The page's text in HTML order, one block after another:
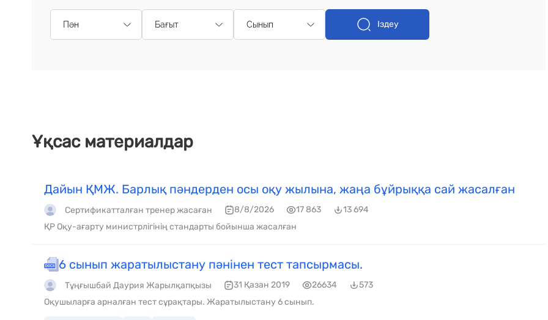
Пән Бағыт Сынып Іздеу
Ұқсас материалдар
Дайын ҚМЖ. Барлық пәндерден осы оқу жылына, жаңа бұйрыққа сай жасалған
Сертификатталған тренер жасаған 8/8/2026 17 863
13 694
ҚР Оқу-ағарту министрлігінің стандарты бойынша жасалған
6 сынып жаратылыстану пәнінен тест тапсырмасы.
Тұңғышбай Даурия Жарылқапқызы 31 Қазан 2019 26634
573
Оқушыларға арналған тест сұрақтары. Жаратылыстану 6 сынып.